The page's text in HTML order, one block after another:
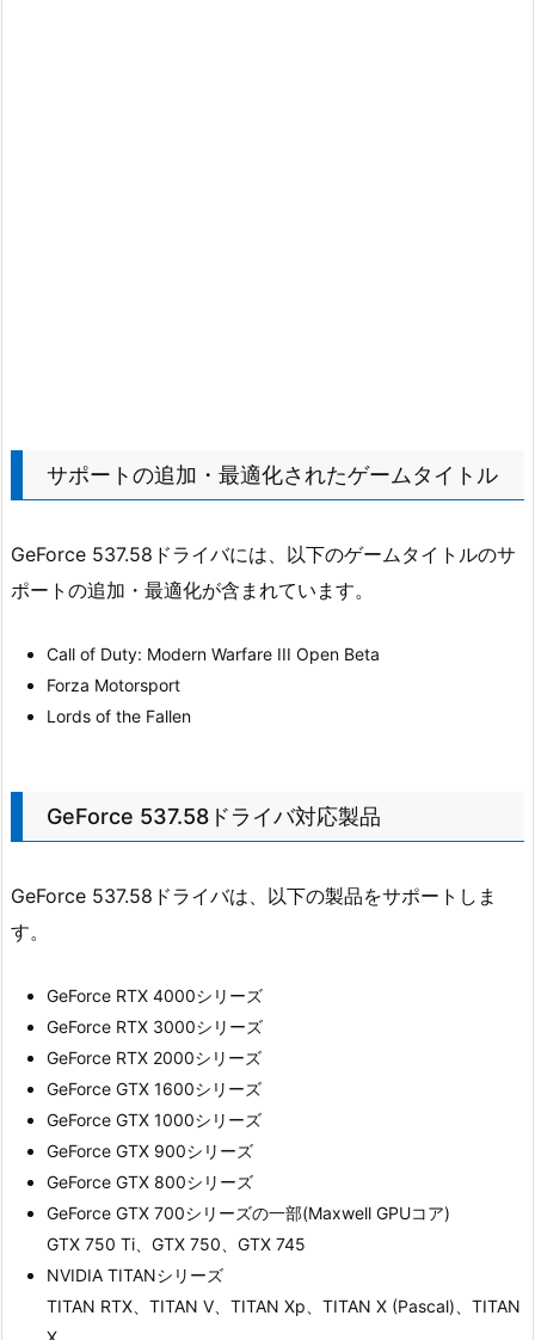
サポートの追加・最適化されたゲームタイトル
GeForce 537.58ドライバには、以下のゲームタイトルのサ
ポートの追加・最適化が含まれています。
Call of Duty: Modern Warfare III Open Beta
Forza Motorsport
Lords of the Fallen
GeForce 537.58ドライバ対応製品
GeForce 537.58ドライバは、以下の製品をサポートしま
す。
GeForce RTX 4000シリーズ
GeForce RTX 3000シリーズ
GeForce RTX 2000シリーズ
GeForce GTX 1600シリーズ
GeForce GTX 1000シリーズ
GeForce GTX 900シリーズ
GeForce GTX 800シリーズ
GeForce GTX 700シリーズの一部(Maxwell GPUコア)
GTX 750 Ti、GTX 750、GTX 745
NVIDIA TITANシリーズ
TITAN RTX、TITAN V、TITAN Xp、TITAN X (Pascal)、TITAN